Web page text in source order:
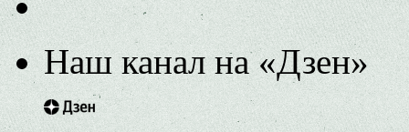
Наш канал на «Дзен»